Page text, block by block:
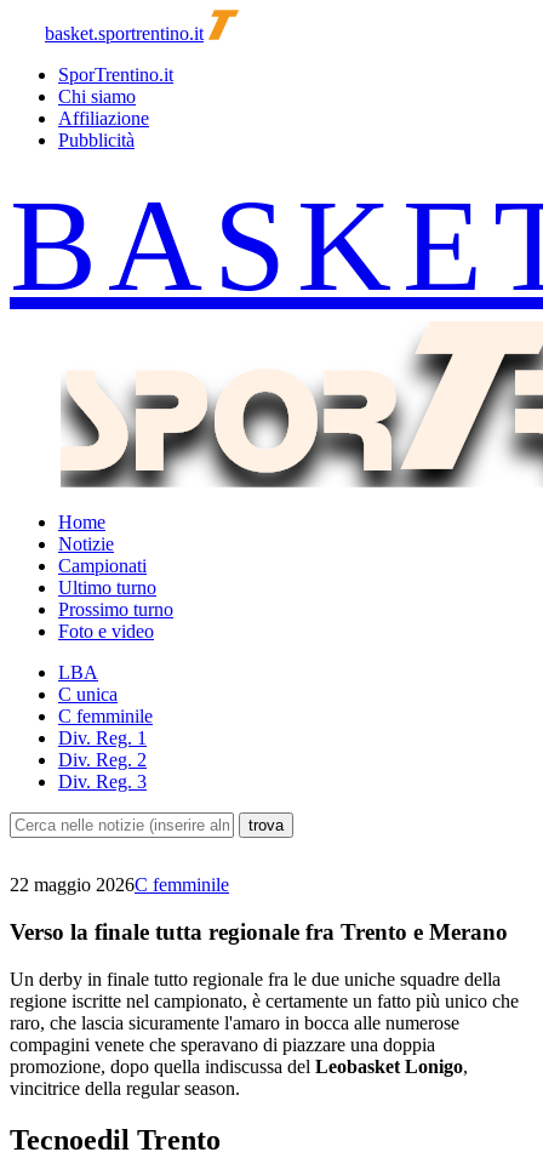
basket.sportrentino.it
SporTrentino.it
Chi siamo
Affiliazione
Pubblicità
Home
Notizie
Campionati
Ultimo turno
Prossimo turno
Foto e video
LBA
C unica
C femminile
Div. Reg. 1
Div. Reg. 2
Div. Reg. 3
22 maggio 2026C femminile
Verso la finale tutta regionale fra Trento e Merano
Un derby in finale tutto regionale fra le due uniche squadre della
regione iscritte nel campionato, è certamente un fatto più unico che
raro, che lascia sicuramente l'amaro in bocca alle numerose
compagini venete che speravano di piazzare una doppia
promozione, dopo quella indiscussa del Leobasket Lonigo,
vincitrice della regular season.
Tecnoedil Trento